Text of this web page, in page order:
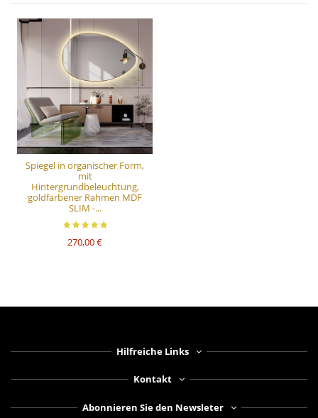
Spiegel in organischer Form,
mit
Hintergrundbeleuchtung,
goldfarbener Rahmen MDF
SLIM -...
270,00 €
Hilfreiche Links
Kontakt
Abonnieren Sie den Newsleter